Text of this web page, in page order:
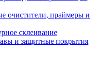
очистители, праймеры и
склеивание
и защитные покрытия